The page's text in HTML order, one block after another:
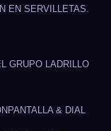
EN SERVILLETAS.
GRUPO LADRILLO
PANTALLA & DIAL